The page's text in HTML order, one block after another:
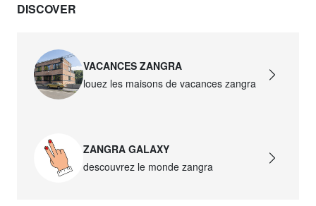
DISCOVER
VACANCES ZANGRA
louez les maisons de vacances zangra
ZANGRA GALAXY
descouvrez le monde zangra